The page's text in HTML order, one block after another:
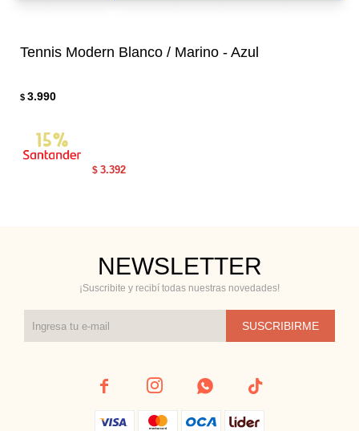
Tennis Modern Blanco / Marino - Azul
$ 3.990
$ 3.392
NEWSLETTER
¡Suscribite y recibí todas nuestras novedades!
SUSCRIBIRME
   